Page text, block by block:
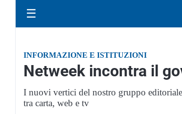
☰
INFORMAZIONE E ISTITUZIONI
Netweek incontra il
I nuovi vertici del nostro gruppo
tra carta, web e tv